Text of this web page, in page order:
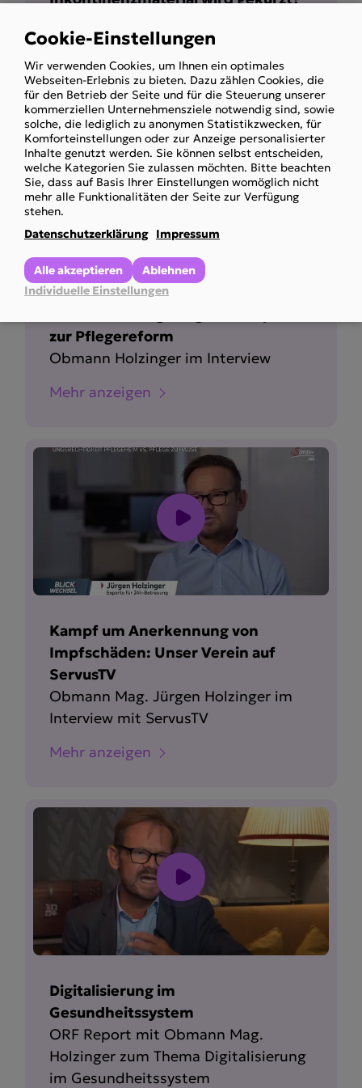
Obmann Holzinger im Interview
Mehr anzeigen
zur Pflegereform
Obmann Holzinger im Interview
Mehr anzeigen
Kampf um Anerkennung von
Impfschäden: Unser Verein auf
ServusTV
Obmann Mag. Jürgen Holzinger im
Interview mit ServusTV
Mehr anzeigen
Digitalisierung im
Gesundheitssystem
ORF Report mit Obmann Mag.
Holzinger zum Thema Digita­li­sierung
im Gesund­heits­system
Use
of
personal
data
and
cookies
Cookie-Einstellungen
Wir verwenden Cookies, um Ihnen ein optimales
Webseiten-Erlebnis zu bieten. Dazu zählen Cookies, die
für den Betrieb der Seite und für die Steuerung unserer
kommerziellen Unternehmensziele notwendig sind, sowie
solche, die lediglich zu anonymen Statistikzwecken, für
Komforteinstellungen oder zur Anzeige personalisierter
Inhalte genutzt werden. Sie können selbst entscheiden,
welche Kategorien Sie zulassen möchten. Bitte beachten
Sie, dass auf Basis Ihrer Einstellungen womöglich nicht
mehr alle Funktionalitäten der Seite zur Verfügung
stehen.
Datenschutzerklärung Impressum
Individuelle Einstellungen
Ablehnen
Alle akzeptieren